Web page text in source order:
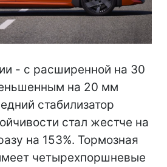
- с расширенной на 30
на 20 мм
стабилизатор
стал жестче на
на 153%. Тормозная
четырехпоршневые